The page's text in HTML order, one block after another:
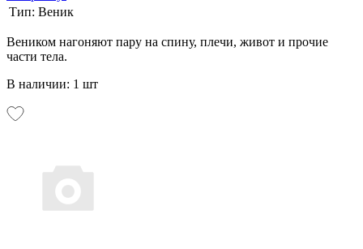
Тип: Веник
Веником нагоняют пару на спину, плечи, живот и прочие
части тела.
В наличии: 1 шт